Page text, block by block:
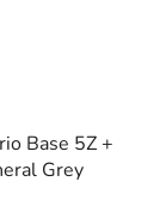
Base 5Z +
Grey